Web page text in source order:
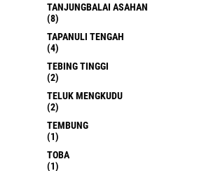
TANJUNGBALAI ASAHAN
(8)
TAPANULI TENGAH
(4)
TEBING TINGGI
(2)
TELUK MENGKUDU
(2)
TEMBUNG
(1)
TOBA
(1)